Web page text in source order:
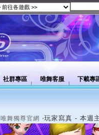
社群專區 唯舞客服 下載專
唯舞獨尊官網 ‧玩家寫真 - 本週